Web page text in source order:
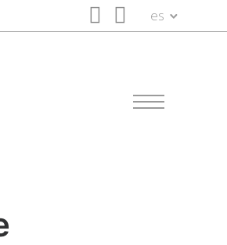
es